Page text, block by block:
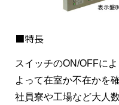
■特長
スイッチのON/OFFに
よって在室か不在かを
社員寮や工場など大人